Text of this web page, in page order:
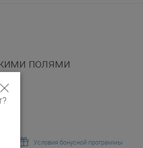
полями
Условия бонусной программы